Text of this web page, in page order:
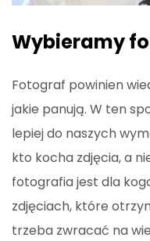
Wybieramy
Fotograf powinien
jakie panują. W ten
lepiej do naszych
kto kocha zdjęcia, a
fotografia jest dla
zdjęciach, które
trzeba zwracać na